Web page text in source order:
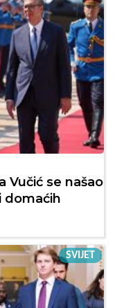
Vučić se našao
domaćih
SVIJET